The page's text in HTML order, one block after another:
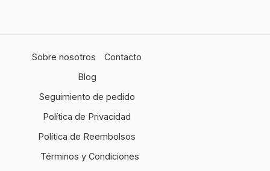
Sobre nosotros
Contacto
Blog
Seguimiento de pedido
Política de Privacidad
Política de Reembolsos
Términos y Condiciones